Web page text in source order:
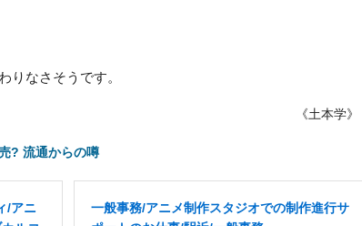
りなさそうです。
《土本学》
? 流通からの噂
/アニ
一般事務/アニメ制作スタジオでの制作進行サ